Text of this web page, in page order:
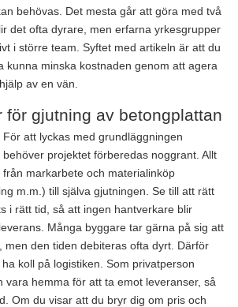
behövas. Det mesta går att göra med två
det ofta dyrare, men erfarna yrkesgrupper
i större team. Syftet med artikeln är att du
kunna minska kostnaden genom att agera
av en vän.
för gjutning av betongplattan
För att lyckas med grundläggningen
behöver projektet förberedas noggrant. Allt
från markarbete och materialinköp
m.m.) till själva gjutningen. Se till att rätt
i rätt tid, så att ingen hantverkare blir
Många byggare tar gärna på sig att
men den tiden debiteras ofta dyrt. Därför
koll på logistiken. Som privatperson
vara hemma för att ta emot leveranser, så
Om du visar att du bryr dig om pris och